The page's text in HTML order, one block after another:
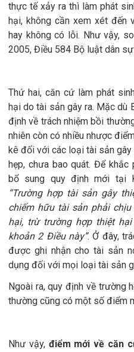
thực tế xảy ra thì làm phát
hại, không cần xem xét
hay không có lỗi. Như vậy,
2005, Điều 584 Bộ luật dân
Thứ hai, căn cứ làm phát
hại do tài sản gây ra. Mặc dù
định về trách nhiệm bồi
nhiên còn có nhiều nhược
kê đối với các loại tài sản
hẹp, chưa bao quát. Để
bổ sung quy định mới tại
“Trường hợp tài sản gây
chiếm hữu tài sản phải
hại, trừ trường hợp thiệt
khoản 2 Điều này”. Ở đây,
được ghi nhận cho tài sản
dụng đối với mọi loại tài sản
Ngoài ra, quy định về trường
thường cũng có một số điểm
Như vậy, điểm mới về căn